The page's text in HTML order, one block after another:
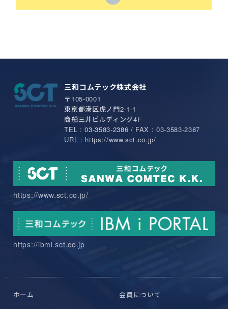
三和コムテック株式会社
〒105-0001
東京都港区虎ノ門2-1-1
商船三井ビルディング4F
TEL : 03-3583-2386 / FAX : 03-3583-2387
URL : https://www.sct.co.jp/
https://www.sct.co.jp/
https://ibmi.sct.co.jp
ホーム
会員について